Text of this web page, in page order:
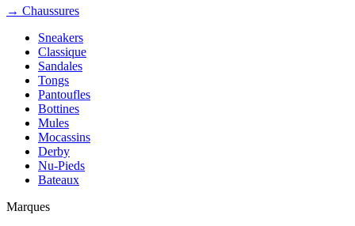
→ Chaussures
Sneakers
Classique
Sandales
Tongs
Pantoufles
Bottines
Mules
Mocassins
Derby
Nu-Pieds
Bateaux
Marques